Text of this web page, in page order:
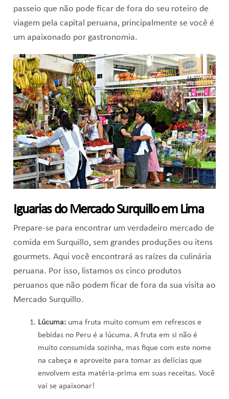
passeio que não pode ficar de fora do seu roteiro de
viagem pela capital peruana, principalmente se você é
um apaixonado por gastronomia.
Iguarias do Mercado Surquillo em Lima
Prepare-se para encontrar um verdadeiro mercado de
comida em Surquillo, sem grandes produções ou itens
gourmets. Aqui você encontrará as raízes da culinária
peruana. Por isso, listamos os cinco produtos
peruanos que não podem ficar de fora da sua visita ao
Mercado Surquillo.
Lúcuma:uma fruta muito comum em refrescos e
bebidas no Peru é a lúcuma. A fruta em si não é
muito consumida sozinha, mas fique com este nome
na cabeça e aproveite para tomar as delícias que
envolvem esta matéria-prima em suas receitas. Você
vai se apaixonar!